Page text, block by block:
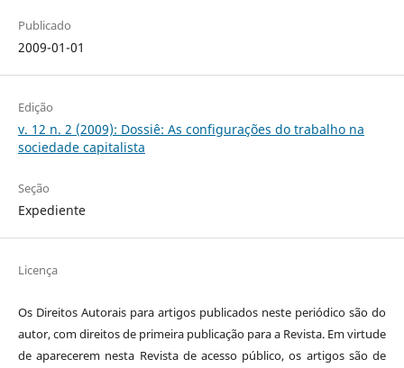
Publicado
2009-01-01
Edição
v. 12 n. 2 (2009): Dossiê: As configurações do trabalho na
sociedade capitalista
Seção
Expediente
Licença
Os Direitos Autorais para artigos publicados neste periódico são do
autor, com direitos de primeira publicação para a Revista. Em virtude
de aparecerem nesta Revista de acesso público, os artigos são de